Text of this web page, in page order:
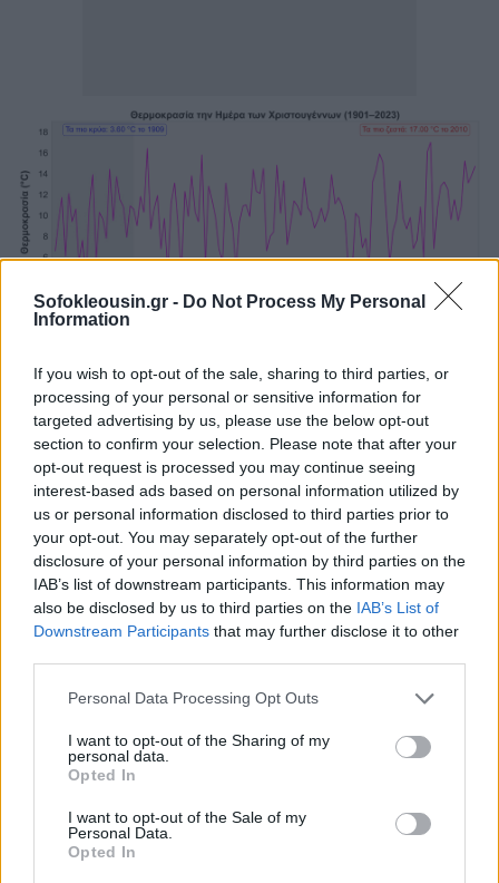
Sofokleousin.gr - Do Not Process My Personal
Information
If you wish to opt-out of the sale, sharing to third parties, or
processing of your personal or sensitive information for
targeted advertising by us, please use the below opt-out
section to confirm your selection. Please note that after your
opt-out request is processed you may continue seeing
interest-based ads based on personal information utilized by
us or personal information disclosed to third parties prior to
your opt-out. You may separately opt-out of the further
disclosure of your personal information by third parties on the
IAB’s list of downstream participants. This information may
also be disclosed by us to third parties on the IAB’s List of
Downstream Participants that may further disclose it to other
Personal Data Processing Opt Outs
I want to opt-out of the Sharing of my
personal data.
Opted In
I want to opt-out of the Sale of my
Personal Data.
Opted In
Παράλληλα, όπως επισημαίνουν, χρησιμοποιώντας
σύγχρονα εργαλεία επα-ανάλυσης του παρελθόντος
κλίματος που αξιοποιούν κλιματικά μοντέλα και
διαθέσιμες μετρήσεις από μετεωρολογικούς
σταθμούς, μπορούν να αποτυπώσουν τον καιρό που
επικρατούσε στην ευρύτερη περιοχή της
Νοτιοανατολικής Μεσογείου τα Χριστούγεννα, όπως
για παράδειγμα τα ψυχρά Χριστούγεννα του 1909. «
μια ψυχρή εισβολή στο Αιγαίο από τα βόρειο-
ανατολικά, που ξεκίνησε στις 24 Δεκεμβρίου και
διατήρησε χαμηλές θερμοκρασίες καθ’ όλη τη
διάρκεια των εορτών όχι μόνο στην Αθήνα αλλά σε
ολόκληρη τη χώρα μέχρι και την Κρήτη. Αυτό
επιβεβαιώνεται και από τις μετεωρολογικές